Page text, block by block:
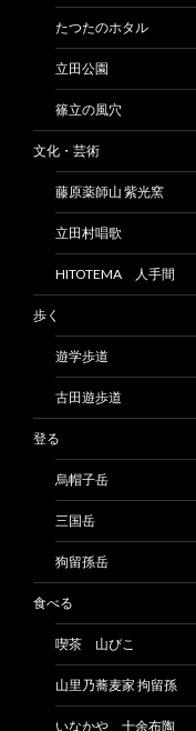
たつたのホタル
立田公園
篠立の風穴
文化・芸術
藤原薬師山 紫光窯
立田村唱歌
HITOTEMA 人手間
歩く
遊学歩道
古田遊歩道
登る
烏帽子岳
三国岳
狗留孫岳
食べる
喫茶 山びこ
山里乃蕎麦家 拘留孫
いなかや 十余布陶